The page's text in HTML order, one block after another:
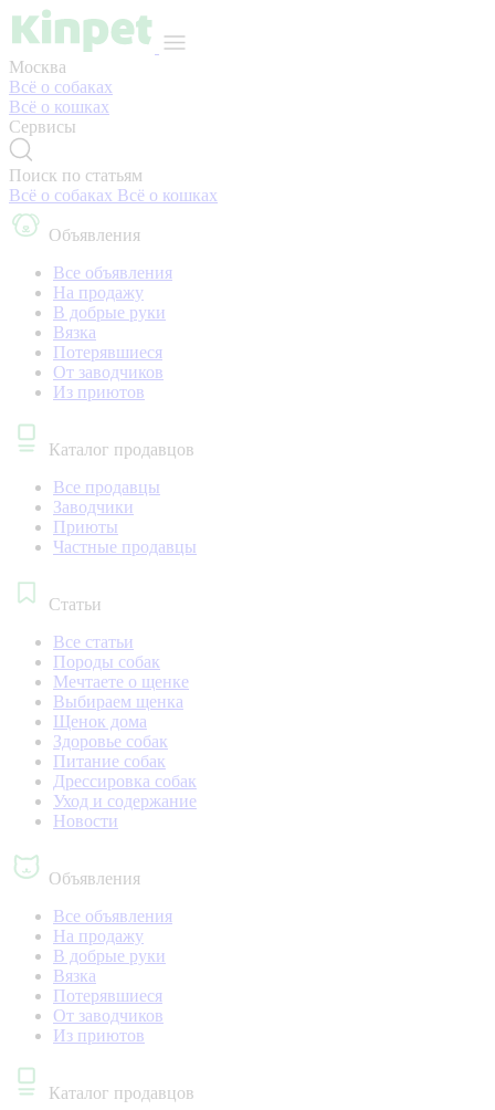
Москва
Всё о собаках
Всё о кошках
Сервисы
Поиск по статьям
Всё о собаках Всё о кошках
Объявления
Все объявления
На продажу
В добрые руки
Вязка
Потерявшиеся
От заводчиков
Из приютов
Каталог продавцов
Все продавцы
Заводчики
Приюты
Частные продавцы
Статьи
Все статьи
Породы собак
Мечтаете о щенке
Выбираем щенка
Щенок дома
Здоровье собак
Питание собак
Дрессировка собак
Уход и содержание
Новости
Объявления
Все объявления
На продажу
В добрые руки
Вязка
Потерявшиеся
От заводчиков
Из приютов
Каталог продавцов